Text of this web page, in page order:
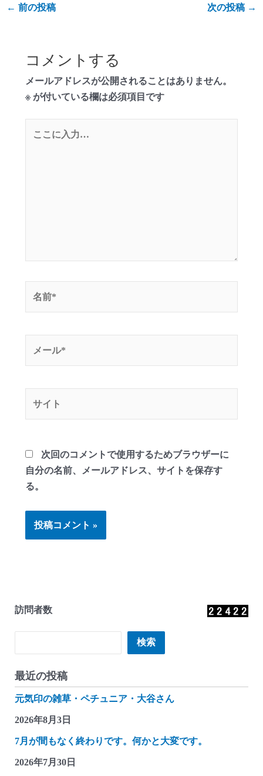
← 前の投稿 次の投稿 →
コメントする
メールアドレスが公開されることはありません。
※が付いている欄は必須項目です
*
次回のコメントで使用するためブラウザーに
自分の名前、メールアドレス、サイトを保存す
る。
訪問者数
検索
最近の投稿
元気印の雑草・ペチュニア・大谷さん
2026年8月3日
7月が間もなく終わりです。何かと大変です。
2026年7月30日